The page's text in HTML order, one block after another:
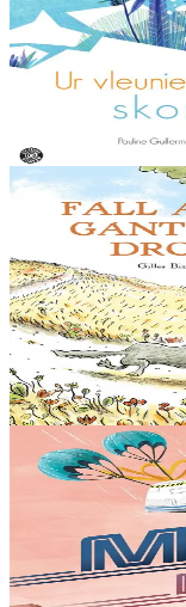
Les grands-parents de
mère Mimosa est
envie d'entamer lui-
18,00 €
Voir
5 ans et plus
Sav-heol
La bonne
Un matin, Loup Gris
bonne humeur. C’est
en quête de nourriture
En stock12,00 €
Voir
Acheter
3 ans et plus
Al Lanv
Míp agus Blípín
Míp, qui est sur la
cadeau d'anniversaire
cadeau s'appelle